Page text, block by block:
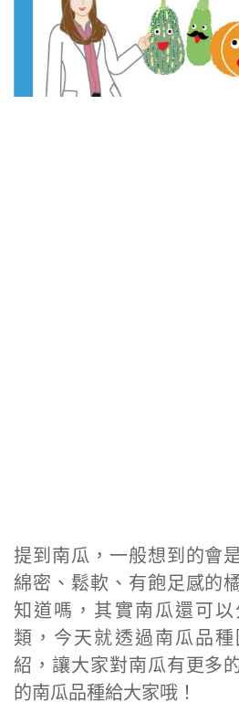
提到南瓜，一般想到的會
綿密、鬆軟、有飽足感的
知道嗎，其實南瓜還可
類，今天就透過南瓜品
紹，讓大家對南瓜有更多
的南瓜品種給大家哦！